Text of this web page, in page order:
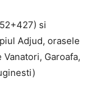
si
Adjud, orasele
Garoafa,